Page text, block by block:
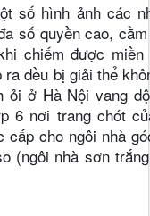
số hình ảnh các
số quyền cao,
chiếm được
đều bị giải thể
ỏi ở Hà Nội vang
6 nơi trang chót
cho ngôi nhà
(ngôi nhà sơn